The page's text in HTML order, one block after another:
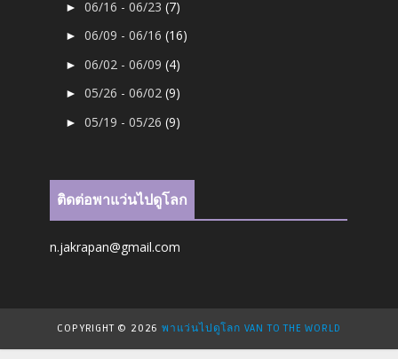
►06/16 - 06/23(7)
►06/09 - 06/16(16)
►06/02 - 06/09(4)
►05/26 - 06/02(9)
►05/19 - 05/26(9)
ติดต่อพาแว่นไปดูโลก
n.jakrapan@gmail.com
COPYRIGHT © 2026พาแว่นไปดูโลก VAN TO THE WORLD